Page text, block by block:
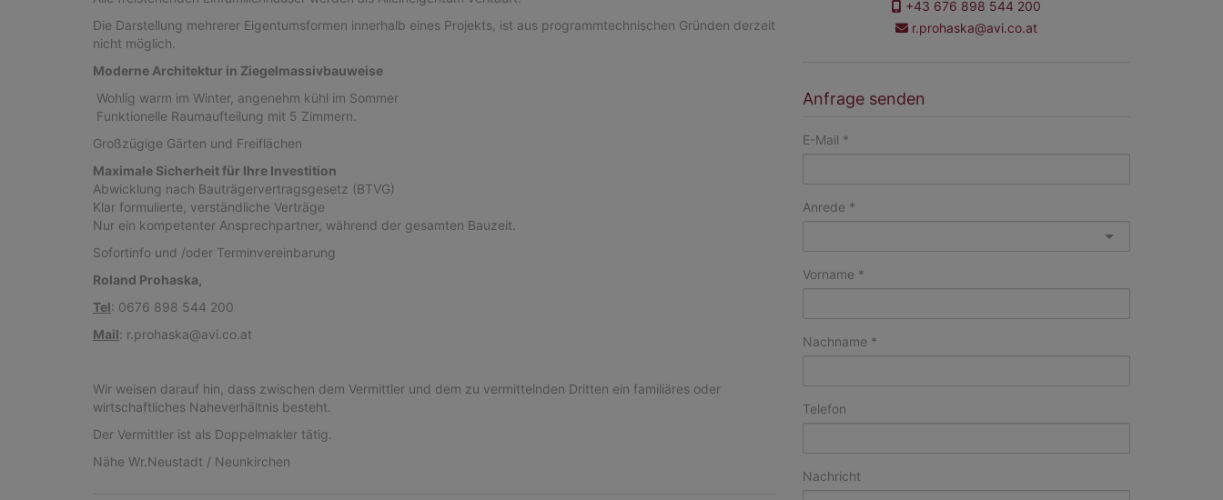
Die Darstellung mehrerer Eigentumsformen innerhalb eines Projekts, ist aus programmtechnischen Gründen derzeit
nicht möglich.
Moderne Architektur in Ziegelmassivbauweise
Wohlig warm im Winter, angenehm kühl im Sommer
Funktionelle Raumaufteilung mit 5 Zimmern.
Großzügige Gärten und Freiflächen
Maximale Sicherheit für Ihre Investition
Abwicklung nach Bauträgervertragsgesetz (BTVG)
Klar formulierte, verständliche Verträge
Nur ein kompetenter Ansprechpartner, während der gesamten Bauzeit.
Sofortinfo und /oder Terminvereinbarung
Roland Prohaska,
Tel: 0676 898 544 200
Mail: r.prohaska@avi.co.at
Wir weisen darauf hin, dass zwischen dem Vermittler und dem zu vermittelnden Dritten ein familiäres oder
wirtschaftliches Naheverhältnis besteht.
Der Vermittler ist als Doppelmakler tätig.
Nähe Wr.Neustadt / Neunkirchen
+43 676 898 544 200
r.prohaska@avi.co.at
Anfrage senden
E-Mail
Anrede
Vorname
Nachname
Telefon
Nachricht